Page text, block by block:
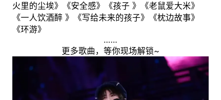
火里的尘埃》《安全感》《孩子 》《老鼠爱大米》
《一人饮酒醉 》《写给未来的孩子》《枕边故事》
《环游》
……
更多歌曲，等你现场解锁~